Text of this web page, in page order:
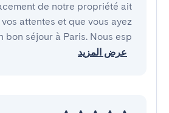
de notre propriété ait
attentes et que vous ayez
bon séjour à Paris. Nous esp
عرض المزيد